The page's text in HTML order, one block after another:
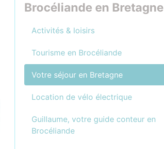
Brocéliande en Bretagne
Activités & loisirs
Tourisme en Brocéliande
Votre séjour en Bretagne
Location de vélo électrique
Guillaume, votre guide conteur en
Brocéliande